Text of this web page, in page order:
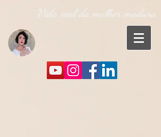
Vida real da mulher madura